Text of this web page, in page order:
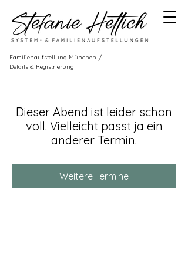
Familienaufstellung München /
Details & Registrierung
Dieser Abend ist leider schon
voll. Vielleicht passt ja ein
anderer Termin.
Weitere Termine